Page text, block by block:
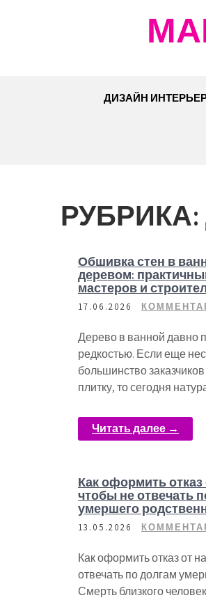
ДИЗАЙН
РУБРИКА:
Обшивка стен в
деревом:
мастеров и
17.06.2026
Дерево в ванной давно
редкостью. Если еще
большинство
плитку, то сегодня
Читать далее →
Как оформить отказ
чтобы не отвечать
умершего
13.05.2026
Как оформить отказ от
отвечать по долгам
Смерть близкого